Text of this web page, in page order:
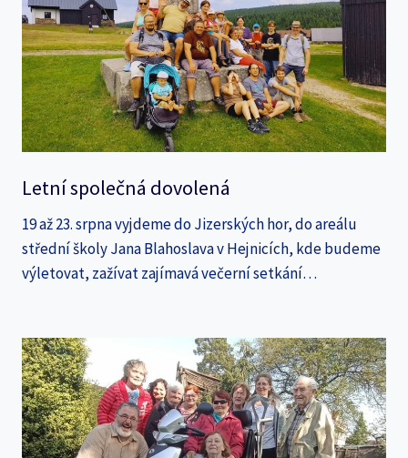
Letní společná dovolená
19 až 23. srpna vyjdeme do Jizerských hor, do areálu
střední školy Jana Blahoslava v Hejnicích, kde budeme
výletovat, zažívat zajímavá večerní setkání…